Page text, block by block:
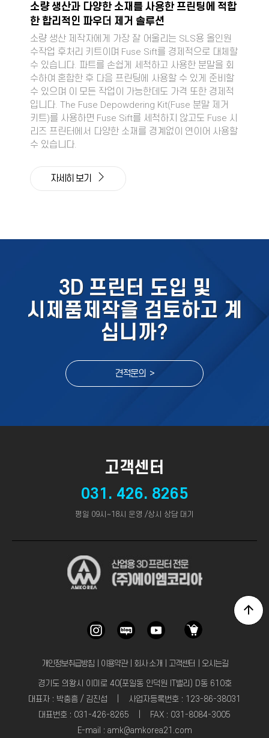
소량 생산과 다양한 소재를 사용한 프린팅에 적합
한 합리적인 파우더 제거 솔루션
소량 생산 제작자에게 가장 잘 어울리는 SLS용 올인원
수작업 후처리 키트이며 Fuse Sift를 경제적으로 대체할
수 있습니다. 파트를 손쉽게 세척하고 사용한 분말을 회
수하여 혼합한 후 다음 프린팅에 사용할 수 있게 준비할
수 있으며 이 모든 작업이 가능한데도 가격 또한 경제적
입니다. The Fuse Depowdering Kit(Fuse 분말 제거
키트)를 사용하면 Fuse Sift를 세척하지 않고도 Fuse 시
리즈 프린터에서 다양한 소재를 경계없이 연이어 사용할
수 있습니다.
자세히 보기
3D 프린터 도입 및
시제품제작을 검토하고 계
십니까?
견적문의 >
고객센터
031. 426. 8265
평일 09시~18시 운영 /상시 상담 대기
개인정보취급방침｜ 이용약관｜ 회사 소개 고객센터 오시는길
경기도 의왕시 이미로 40(포일동 인덕원 IT밸리) D동 610호
대표자 : 박충흠 / 김진섭 | 사업자등록번호 : 123-86-38031
대표번호 : 031-426-8265 | FAX : 031-8084-3005
E-mail : amk@amkorea21.com